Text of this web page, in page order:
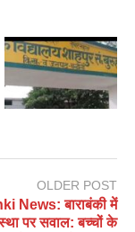
OLDER POST
News: बाराबंकी में
पर सवाल: बच्चों के